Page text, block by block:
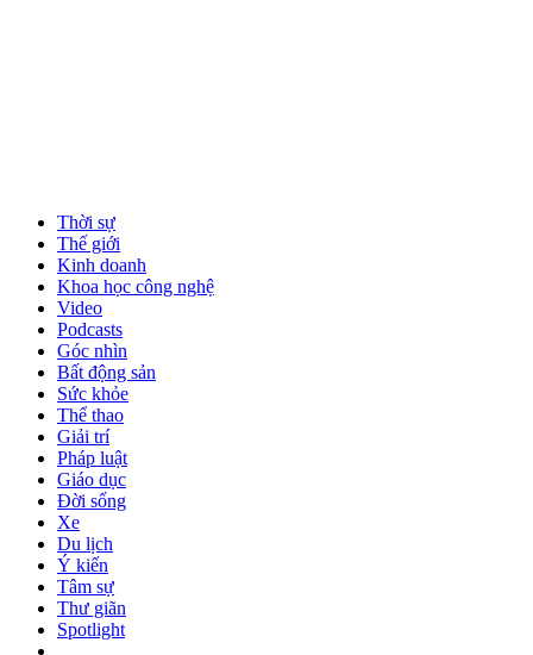
Thời sự
Thế giới
Kinh doanh
Khoa học công nghệ
Video
Podcasts
Góc nhìn
Bất động sản
Sức khỏe
Thể thao
Giải trí
Pháp luật
Giáo dục
Đời sống
Xe
Du lịch
Ý kiến
Tâm sự
Thư giãn
Spotlight